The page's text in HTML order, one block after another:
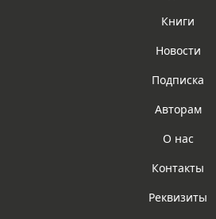
Книги
Новости
Подписка
Авторам
О нас
Контакты
Реквизиты